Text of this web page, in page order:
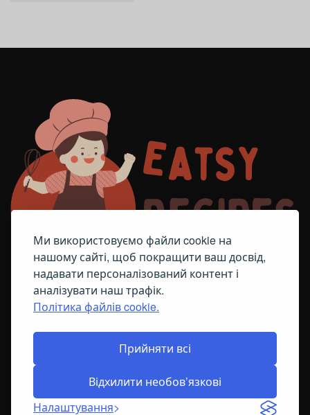
Ми використовуємо файли cookie на
нашому сайті, щоб покращити ваш досвід,
надавати персоналізований контент і
аналізувати наш трафік.
Політика файлів cookie.
Прийняти всі
Відхилити необов’язкові
Налаштування
ПОЛІТИКА ЩОДО ФАЙЛІВ COOKIE
© All Right Reserved2026